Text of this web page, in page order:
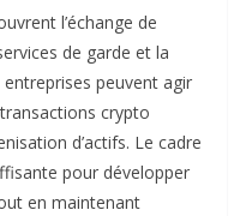
l’échange de
de garde et la
entreprises peuvent agir
crypto
d’actifs. Le cadre
pour développer
en maintenant